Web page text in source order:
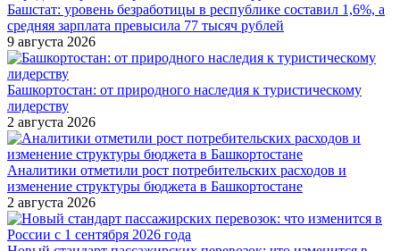
Башстат: уровень безработицы в республике составил 1,6%, а
средняя зарплата превысила 77 тысяч рублей
9 августа 2026
Башкортостан: от природного наследия к туристическому
лидерству
2 августа 2026
Аналитики отметили рост потребительских расходов и
изменение структуры бюджета в Башкортостане
2 августа 2026